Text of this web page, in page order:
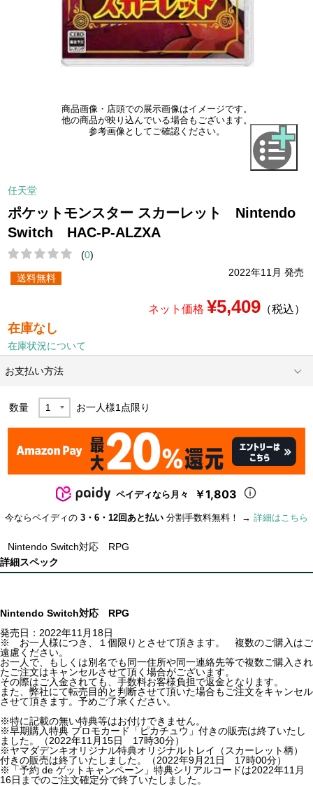
商品画像・店頭での展示画像はイメージです。
他の商品が映り込んでいる場合もございます。
参考画像としてご確認ください。
任天堂
ポケットモンスター スカーレット Nintendo
Switch HAC-P-ALZXA
(0)
2022年11月 発売
送料無料
ネット価格 ¥5,409（税込）
在庫なし
在庫状況について
お支払い方法
数量 お一人様1点限り
ペイディなら月々 ￥1,803
今ならペイディの 3・6・12回あと払い 分割手数料無料！ → 詳細はこちら
Nintendo Switch対応 RPG
詳細スペック
Nintendo Switch対応 RPG
発売日：2022年11月18日
※ お一人様につき、１個限りとさせて頂きます。 複数のご購入はご
遠慮ください。
お一人で、もしくは別名でも同一住所や同一連絡先等で複数ご購入され
たご注文はキャンセルさせて頂く場合がございます。
その際はご入金されても、手数料お客様負担で返金となります。
また、弊社にて転売目的と判断させて頂いた場合もご注文をキャンセル
させて頂きます。予めご了承ください。
※特に記載の無い特典等はお付けできません。
※早期購入特典 プロモカード「ピカチュウ」付きの販売は終了いたし
ました。（2022年11月15日 17時30分）
※ヤマダデンキオリジナル特典オリジナルトレイ（スカーレット柄）
付きの販売は終了いたしました。（2022年9月21日 17時00分）
※「予約 de ゲットキャンペーン」特典シリアルコードは2022年11月
16日までのご注文確定分で終了いたしました。